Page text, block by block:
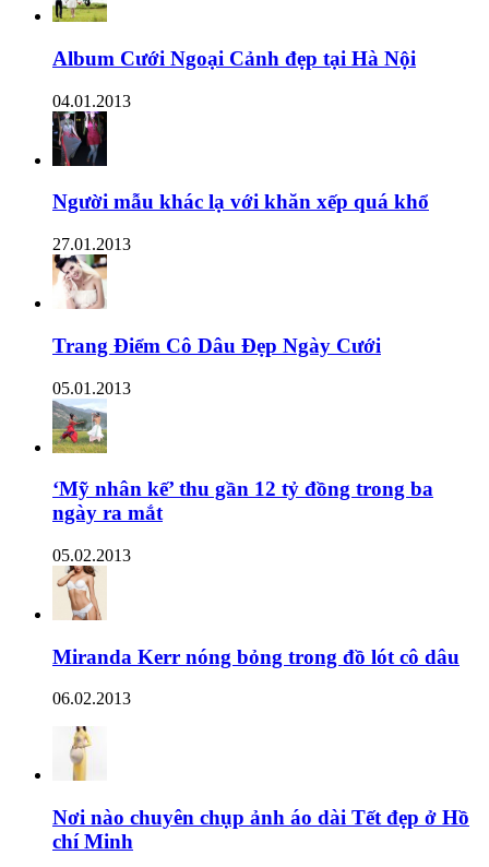
Album Cưới Ngoại Cảnh đẹp tại Hà Nội
04.01.2013
Người mẫu khác lạ với khăn xếp quá khổ
27.01.2013
Trang Điểm Cô Dâu Đẹp Ngày Cưới
05.01.2013
‘Mỹ nhân kế’ thu gần 12 tỷ đồng trong ba
ngày ra mắt
05.02.2013
Miranda Kerr nóng bỏng trong đồ lót cô dâu
06.02.2013
Nơi nào chuyên chụp ảnh áo dài Tết đẹp ở Hồ
chí Minh